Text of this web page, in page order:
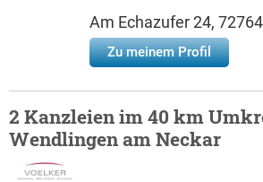
Am Echazufer 24,
Zu meinem Profil
2 Kanzleien im 40 km
Wendlingen am Neckar